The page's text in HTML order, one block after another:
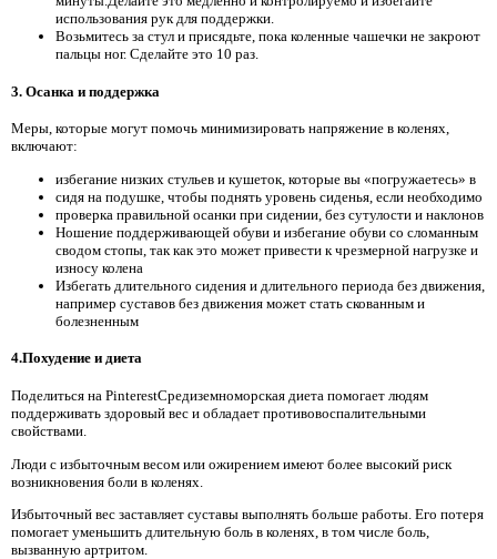
использования рук для поддержки.
Возьмитесь за стул и присядьте, пока коленные чашечки не закроют
пальцы ног. Сделайте это 10 раз.
3. Осанка и поддержка
Меры, которые могут помочь минимизировать напряжение в коленях,
включают:
избегание низких стульев и кушеток, которые вы «погружаетесь» в
сидя на подушке, чтобы поднять уровень сиденья, если необходимо
проверка правильной осанки при сидении, без сутулости и наклонов
Ношение поддерживающей обуви и избегание обуви со сломанным
сводом стопы, так как это может привести к чрезмерной нагрузке и
износу колена
Избегать длительного сидения и длительного периода без движения,
например суставов без движения может стать скованным и
болезненным
4.Похудение и диета
Поделиться на PinterestСредиземноморская диета помогает людям
поддерживать здоровый вес и обладает противовоспалительными
свойствами.
Люди с избыточным весом или ожирением имеют более высокий риск
возникновения боли в коленях.
Избыточный вес заставляет суставы выполнять больше работы. Его потеря
помогает уменьшить длительную боль в коленях, в том числе боль,
вызванную артритом.